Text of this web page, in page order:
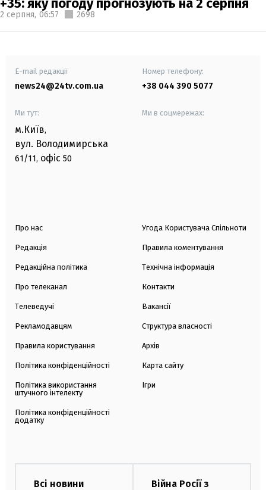
2 серпня, 06:57 2698
E-mail редакції
news24@24tv.com.ua
Номер телефону:
+38 044 390 5077
Ми тут:
м.Київ,
вул. Володимирська
61/11, офіс 50
Ми в соцмережах:
Про нас
Редакція
Редакційна політика
Про телеканал
Телеведучі
Рекламодавцям
Правила користування
Політика конфіденційності
Політика використання
штучного інтелекту
Політика конфіденційності
додатку
Угода Користувача Спільноти
Правила коментування
Технічна інформація
Контакти
Вакансії
Структура власності
Архів
Карта сайту
Ігри
Всі новини
Війна Росії з